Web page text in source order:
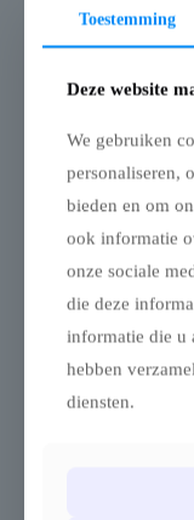
TRIFLEXX
STRETCHTENT
(560 G/M²) MET
LUSSEN – 10 X 15
Double Coated PVC
g/m²
Breng een zomerse,
zuiderse sfeer naar je
15 m, ook wel
Toestemming
Deze website
We gebruiken
personaliseren,
bieden en om
ook informatie
onze sociale
die deze
informatie die u
hebben
diensten.